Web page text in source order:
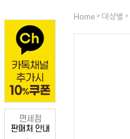
Home > 대상별 >